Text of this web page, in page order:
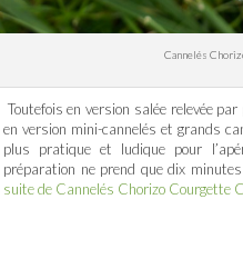
Cannelés
Toutefois en version salée relevée
en version mini-cannelés et grands
plus pratique et ludique pour
préparation ne prend que dix
suite de Cannelés Chorizo Courgette